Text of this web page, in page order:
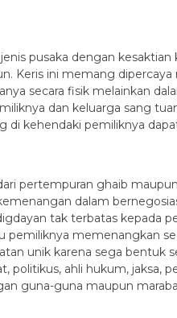
pusaka dengan
Keris ini memang
secara fisik melainkan
dan keluarga sang
di kehendaki pemiliknya
pertempuran ghaib
dalam
tak terbatas kepada
memenangkan
unik karena sega bentuk
politikus, ahli hukum,
guna-guna maupun